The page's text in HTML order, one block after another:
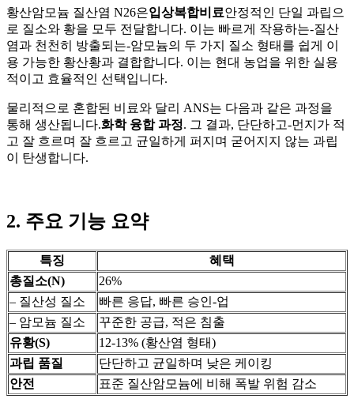
황산암모늄 질산염 N26은입상복합비료안정적인 단일 과립으
로 질소와 황을 모두 전달합니다. 이는 빠르게 작용하는-질산
염과 천천히 방출되는-암모늄의 두 가지 질소 형태를 쉽게 이
용 가능한 황산황과 결합합니다. 이는 현대 농업을 위한 실용
적이고 효율적인 선택입니다.
물리적으로 혼합된 비료와 달리 ANS는 다음과 같은 과정을
통해 생산됩니다.화학 융합 과정. 그 결과, 단단하고-먼지가 적
고 잘 흐르며 잘 흐르고 균일하게 퍼지며 굳어지지 않는 과립
이 탄생합니다.
2. 주요 기능 요약
특징
혜택
총질소(N)
26%
– 질산성 질소
빠른 응답, 빠른 승인-업
– 암모늄 질소
꾸준한 공급, 적은 침출
유황(S)
12-13% (황산염 형태)
과립 품질
단단하고 균일하며 낮은 케이킹
안전
표준 질산암모늄에 비해 폭발 위험 감소